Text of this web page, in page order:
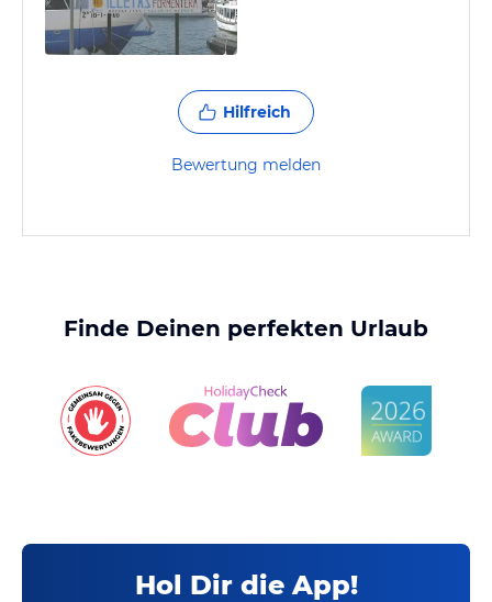
Hilfreich
Bewertung melden
Finde Deinen perfekten Urlaub
Hol Dir die App!